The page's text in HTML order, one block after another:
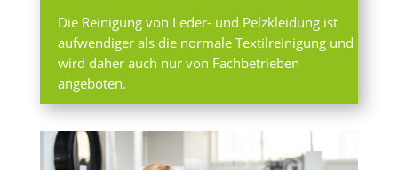
Die Reinigung von Leder- und Pelzkleidung ist
aufwendiger als die normale Textilreinigung und
wird daher auch nur von Fachbetrieben
angeboten.